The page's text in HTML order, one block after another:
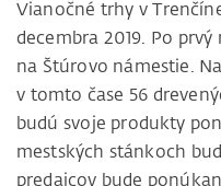
Vianočné trhy v
decembra 2019. Po
na Štúrovo námestie.
v tomto čase 56
budú svoje produkty
mestských stánkoch
predajcov bude